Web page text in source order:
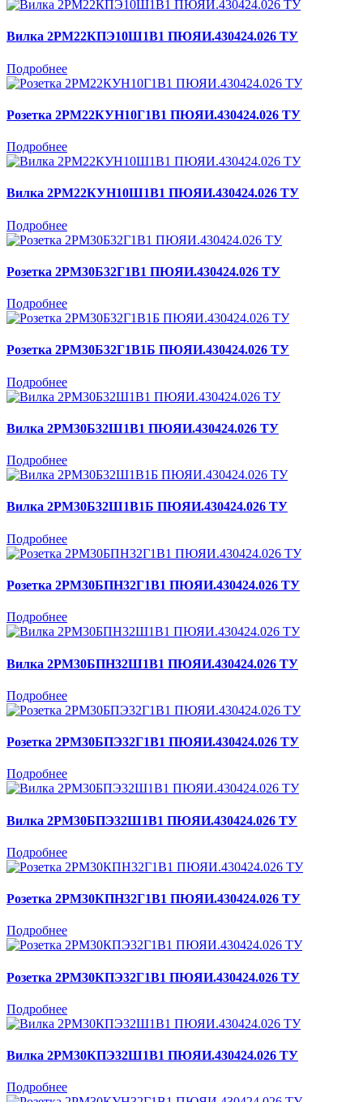
Вилка 2РМ22КПЭ10Ш1В1 ПЮЯИ.430424.026 ТУ
Подробнее
Розетка 2РМ22КУН10Г1В1 ПЮЯИ.430424.026 ТУ
Подробнее
Вилка 2РМ22КУН10Ш1В1 ПЮЯИ.430424.026 ТУ
Подробнее
Розетка 2РМ30Б32Г1В1 ПЮЯИ.430424.026 ТУ
Подробнее
Розетка 2РМ30Б32Г1В1Б ПЮЯИ.430424.026 ТУ
Подробнее
Вилка 2РМ30Б32Ш1В1 ПЮЯИ.430424.026 ТУ
Подробнее
Вилка 2РМ30Б32Ш1В1Б ПЮЯИ.430424.026 ТУ
Подробнее
Розетка 2РМ30БПН32Г1В1 ПЮЯИ.430424.026 ТУ
Подробнее
Вилка 2РМ30БПН32Ш1В1 ПЮЯИ.430424.026 ТУ
Подробнее
Розетка 2РМ30БПЭ32Г1В1 ПЮЯИ.430424.026 ТУ
Подробнее
Вилка 2РМ30БПЭ32Ш1В1 ПЮЯИ.430424.026 ТУ
Подробнее
Розетка 2РМ30КПН32Г1В1 ПЮЯИ.430424.026 ТУ
Подробнее
Розетка 2РМ30КПЭ32Г1В1 ПЮЯИ.430424.026 ТУ
Подробнее
Вилка 2РМ30КПЭ32Ш1В1 ПЮЯИ.430424.026 ТУ
Подробнее